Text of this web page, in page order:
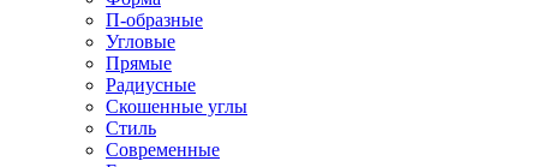
П-образные
Угловые
Прямые
Радиусные
Скошенные углы
Стиль
Современные